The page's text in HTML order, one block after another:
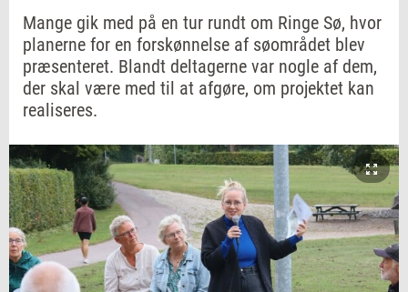
Mange gik med på en tur rundt om Ringe Sø, hvor
planerne for en forskønnelse af søområdet blev
præsenteret. Blandt deltagerne var nogle af dem,
der skal være med til at afgøre, om projektet kan
realiseres.